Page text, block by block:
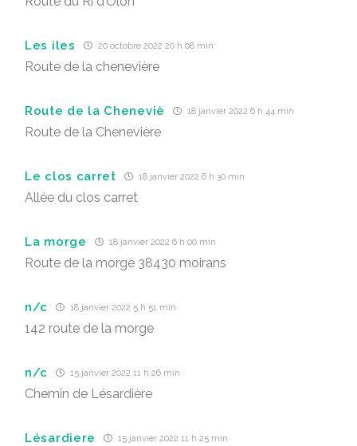
Les iles 20 octobre 2022 20 h 08 min
Route de la chenevière
Route de la Cheneviè 18 janvier 2022 6 h 44 min
Route de la Chenevière
Le clos carret 18 janvier 2022 6 h 30 min
Allée du clos carret
La morge 18 janvier 2022 6 h 00 min
Route de la morge 38430 moirans
n/c 18 janvier 2022 5 h 51 min
142 route de la morge
n/c 15 janvier 2022 11 h 26 min
Chemin de Lésardière
Lésardiere 15 janvier 2022 11 h 25 min